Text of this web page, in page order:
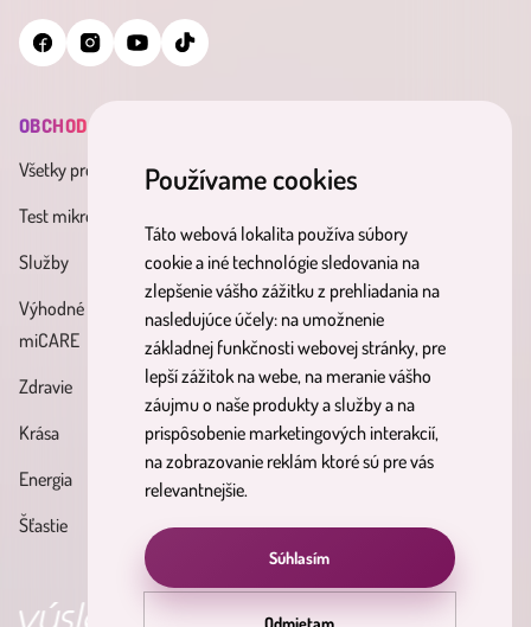
Používame cookies
Táto webová lokalita používa súbory
cookie a iné technológie sledovania na
zlepšenie vášho zážitku z prehliadania na
nasledujúce účely: na umožnenie
základnej funkčnosti webovej stránky, pre
lepší zážitok na webe, na meranie vášho
záujmu o naše produkty a služby a na
prispôsobenie marketingových interakcií,
na zobrazovanie reklám ktoré sú pre vás
relevantnejšie.
Súhlasím
Odmietam
OBCHOD
Všetky produkty
Test mikrobiómu
Služby
Výhodné balíky
miCARE
Zdravie
Krása
Energia
Šťastie
Všeobecné obchodné
Zásady spracúvania osobných
údajov
Reklamačný poriadok
Poučenie o právach
dotknutých osôb
Formulár na odstúpenie od
zmluvy
Účinné látky
Partnerský
program